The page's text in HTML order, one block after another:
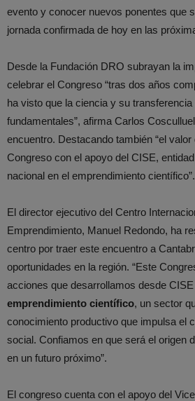
evento y conocer nuevos ponentes que
jornada confirmada de hoy en las
Desde la Fundación DRO subrayan la
celebrar el Congreso “tras dos años
ha visto que la ciencia y su
fundamentales”, afirma Carlos
encuentro. Destacando también “el
Congreso con el apoyo del CISE,
nacional en el emprendimiento científico”.
El director ejecutivo del Centro
Emprendimiento, Manuel Redondo, ha
centro por traer este encuentro a
oportunidades en la región. “Este
acciones que desarrollamos desde
emprendimiento científico, un sector
conocimiento productivo que impulsa el
social. Confiamos en que será el origen
en un futuro próximo”.
El congreso cuenta con el apoyo del